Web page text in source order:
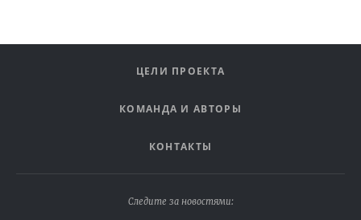
ЦЕЛИ ПРОЕКТА
КОМАНДА И АВТОРЫ
КОНТАКТЫ
Следите за новостями: